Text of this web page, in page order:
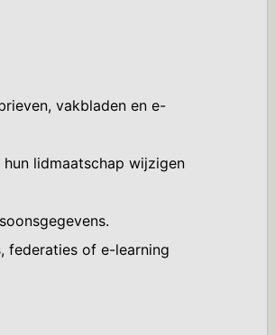
vakbladen en e-
lidmaatschap wijzigen
federaties of e-learning